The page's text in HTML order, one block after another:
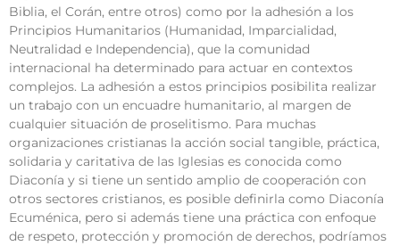
Biblia, el Corán, entre otros) como por la adhesión a los
Principios Humanitarios (Humanidad, Imparcialidad,
Neutralidad e Independencia), que la comunidad
internacional ha determinado para actuar en contextos
complejos. La adhesión a estos principios posibilita realizar
un trabajo con un encuadre humanitario, al margen de
cualquier situación de proselitismo. Para muchas
organizaciones cristianas la acción social tangible, práctica,
solidaria y caritativa de las Iglesias es conocida como
Diaconía y si tiene un sentido amplio de cooperación con
otros sectores cristianos, es posible definirla como Diaconía
Ecuménica, pero si además tiene una práctica con enfoque
de respeto, protección y promoción de derechos, podríamos